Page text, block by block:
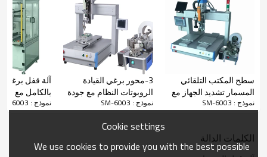
تخصيص
اعمال بناء
البعدالجهاز: (وفقالحجم
المنتجات)
البعد XYZ
X: 500mm
：
300mm Y2:
300mm Z:
100mm
الجهد：
AC 220V 50HZ
السلطة
التطبيق 450W
الإطار
سبائك الألومنيوم عالية القوة منصة الحركة
طريقة نقل وحدة دليل خطي + حزام + خطوة المحرك +
سطح المكتب التلقائي
المسمار تشديد الجهاز مع
أربعة محاور
نموذج : SM-6003
3-محور برغي القيادة
الروبوتات النظام مع جودة
عالية برغي نظام تغذية
نموذج : SM-6003
آلة قفل برغي
بالكامل مع
ذاتي التغذية
نموذج : SM-6003
الكلمات الدالة
Cookie settings
We use cookies to provide you with the best possible